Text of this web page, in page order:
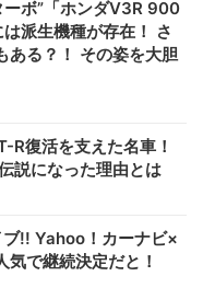
ーボ”「ホンダV3R 900
派生機種が存在！ さ
ある？！ その姿を大胆
R復活を支えた名車！
説になった理由とは
!! Yahoo！カーナビ×
で継続決定だと！